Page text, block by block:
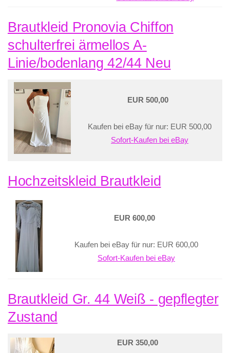
Brautkleid Pronovia Chiffon
schulterfrei ärmellos A-
Linie/bodenlang 42/44 Neu
EUR 500,00
Kaufen bei eBay für nur: EUR 500,00
Sofort-Kaufen bei eBay
Hochzeitskleid Brautkleid
EUR 600,00
Kaufen bei eBay für nur: EUR 600,00
Sofort-Kaufen bei eBay
Brautkleid Gr. 44 Weiß - gepflegter
Zustand
EUR 350,00